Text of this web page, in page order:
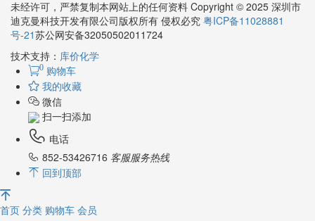
未经许可，严禁复制本网站上的任何资料 Copyright © 2025 深圳市
迪克曼科技开发有限公司版权所有 侵权必究
粤ICP备11028881
号-21 苏公网安备32050502011724
技术支持：库价化学
购物车
我的收藏
微信
扫一扫添加
电话
852-53426716
客服服务热线
回到顶部